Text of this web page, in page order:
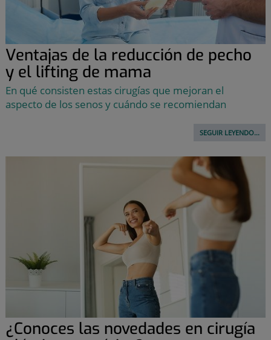
Ventajas de la reducción de pecho
y el lifting de mama
En qué consisten estas cirugías que mejoran el
aspecto de los senos y cuándo se recomiendan
SEGUIR LEYENDO...
¿Conoces las novedades en cirugía